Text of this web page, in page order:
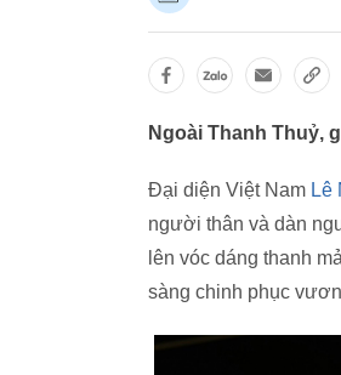
Ngoài Thanh Thuỷ,
Đại diện Việt Nam Lê
người thân và dàn
lên vóc dáng thanh
sàng chinh phục